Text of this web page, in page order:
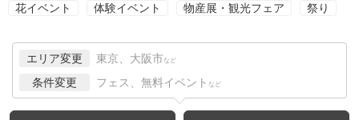
花イベント 体験イベント 物産展・観光フェア 祭り
エリア変更 東京、大阪市 など
条件変更 フェス、無料イベント など